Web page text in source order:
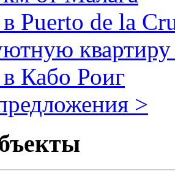
Puerto de la
Кабо Роиг
>